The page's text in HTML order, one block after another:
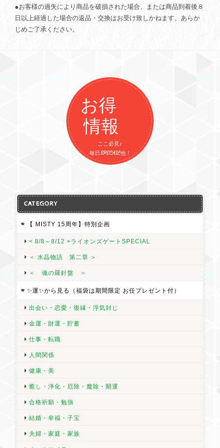
●お客様の過失により商品を破損された場合、または商品到着後８
日以上経過した場合の返品・交換はお受け致しかねます。あらか
じめご了承ください。
お得
情報
ここ必見♪
毎日SPECAIL他！
CATEGORY
【 MISTY 15周年】特別企画
< 8/8～8/12 >ライオンズゲートSPECIAL
＜ 水晶物語 第二章 ＞
＜ 魂の羅針盤 ＞
✨運✨から見る（福袋は期間限定 お任プレゼント付）
出会い・恋愛・復縁・浮気封じ
金運・財運・貯蓄
仕事・転職
人間関係
健康・美
癒し・浄化・厄除・魔除・開運
合格祈願・勉強
結婚・幸福・子宝
夫婦・家庭・家族